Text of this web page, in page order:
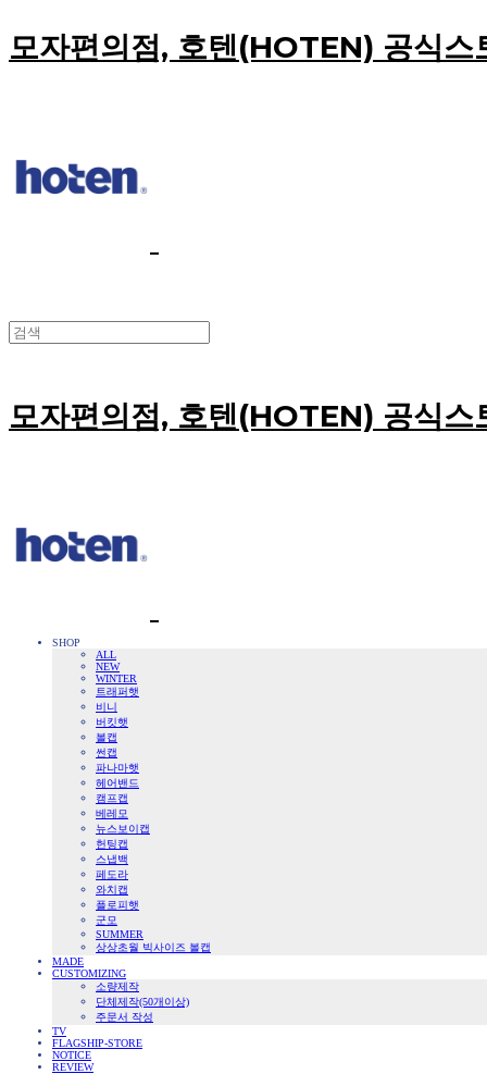
모자편의점, 호텐(HOTEN) 공식스
모자편의점, 호텐(HOTEN) 공식스
SHOP
ALL
NEW
WINTER
트래퍼햇
비니
버킷햇
볼캡
썬캡
파나마햇
헤어밴드
캠프캡
베레모
뉴스보이캡
헌팅캡
스냅백
페도라
와치캡
플로피햇
군모
SUMMER
상상초월 빅사이즈 볼캡
MADE
CUSTOMIZING
소량제작
단체제작(50개이상)
주문서 작성
TV
FLAGSHIP-STORE
NOTICE
REVIEW